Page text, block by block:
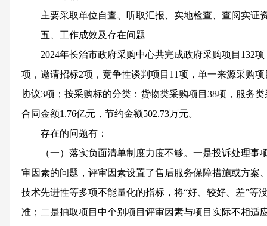
主要采取单位自查、听取汇报、实地检查、查阅实证
五、工作成效及存在问题
2024年长治市政府采购中心共完成政府采购项目 132项
项， 邀请招标2项， 竞争性谈判项目 11项，单一来源采购项
协议3项 ；按采购标的分类： 货物类采购项目 38项，服务类
合同金额1.76亿元，节约金额502.73万元。
存在的问题有：
（一） 落实负面清单制度力度不够。 一是投诉处理事
审因素的问题，评审因素设置了售后服务保障措施或方案
技术先进性等多项不能量化的指标，将“好、较好、差”等
准 ； 二是抽取项目中个别项目评审因素与项目实际不相适